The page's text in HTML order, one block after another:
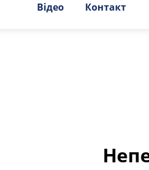
Відео Контакт